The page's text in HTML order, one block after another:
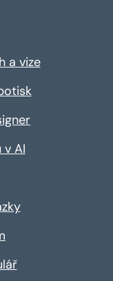
a vize
AI